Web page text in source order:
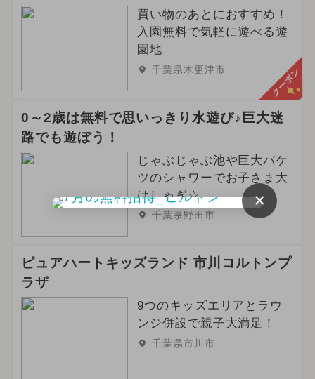
買い物のあとにおすすめ！
入園無料で気軽に遊べる遊
園地
千葉県木更津市 クーポン
0～2歳は無料で思いっきり水遊び♪巨大迷
路でも遊ぼう！
じゃぶじゃぶ池や巨大バケ
ツのシャワーでお子さま大
はしゃぎ☆
千葉県野田市
ピュアハートキッズランド 市川コルトンプ
ラザ
9つのキッズエリアとラウ
ンジ併設で親子大満足！
千葉県市川市
×